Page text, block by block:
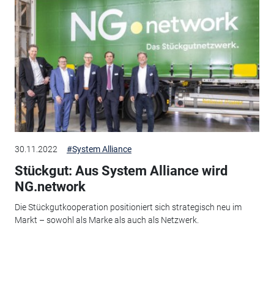
30.11.2022 #System Alliance
Stückgut: Aus System Alliance wird
NG.network
Die Stückgutkooperation positioniert sich strategisch neu im
Markt – sowohl als Marke als auch als Netzwerk.